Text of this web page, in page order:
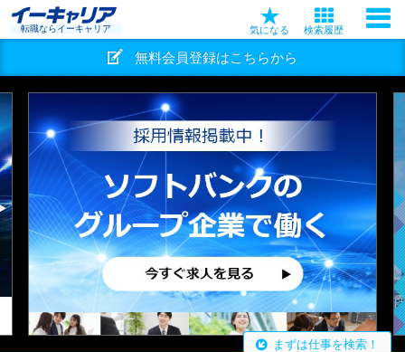
転職ならイーキャリア 気になる 検索履歴
無料会員登録はこちらから
まずは仕事を検索！